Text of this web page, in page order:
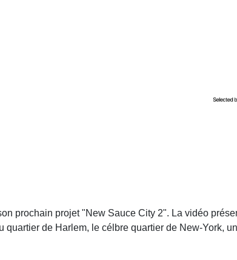
prochain projet "New Sauce City 2". La vidéo
de Harlem, le célbre quartier de New-York,